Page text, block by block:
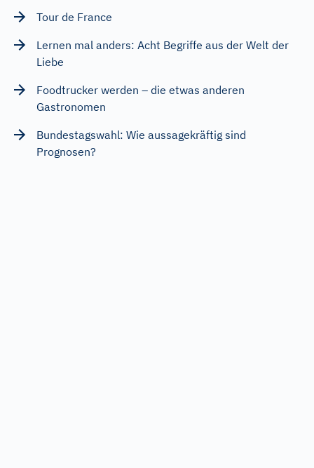
Tour de France
Lernen mal anders: Acht Begriffe aus der Welt der
Liebe
Foodtrucker werden – die etwas anderen
Gastronomen
Bundestagswahl: Wie aussagekräftig sind
Prognosen?